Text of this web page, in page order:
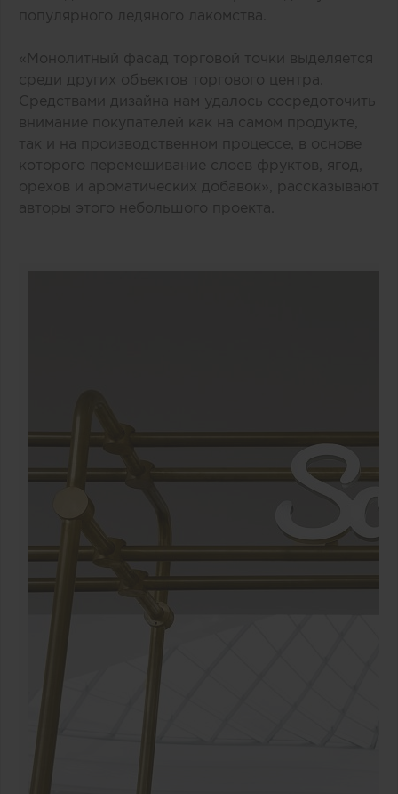
популярного ледяного лакомства.
«Монолитный фасад торговой точки выделяется
среди других объектов торгового центра.
Средствами дизайна нам удалось сосредоточить
внимание покупателей как на самом продукте,
так и на производственном процессе, в основе
которого перемешивание слоев фруктов, ягод,
орехов и ароматических добавок», рассказывают
авторы этого небольшого проекта.